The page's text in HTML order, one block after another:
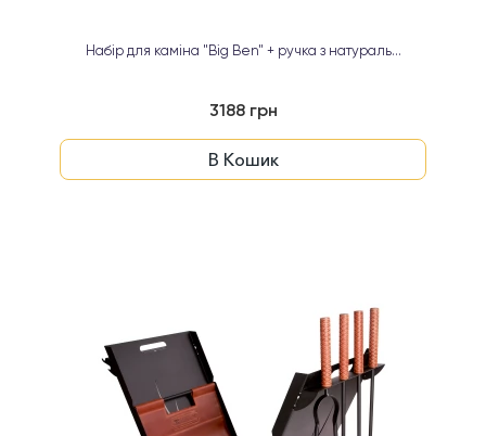
Набір для каміна "Big Ben" + ручка з натураль...
3188 грн
В Кошик